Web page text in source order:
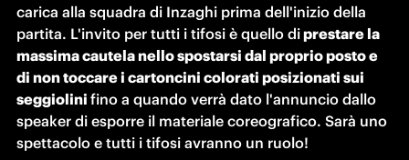
carica alla squadra di Inzaghi prima dell'inizio della
partita. L'invito per tutti i tifosi è quello di prestare la
massima cautela nello spostarsi dal proprio posto e
di non toccare i cartoncini colorati posizionati sui
seggiolini fino a quando verrà dato l'annuncio dallo
speaker di esporre il materiale coreografico. Sarà uno
spettacolo e tutti i tifosi avranno un ruolo!